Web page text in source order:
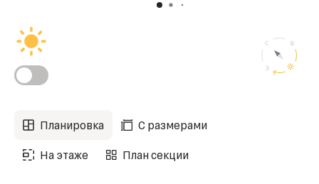
Планировка С размерами
На этаже План секции